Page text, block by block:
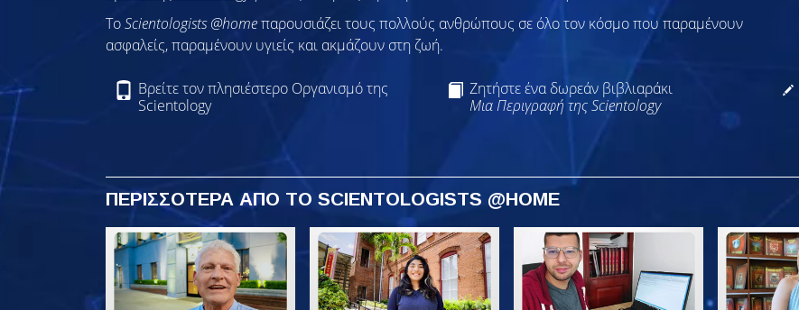
ToScientologists @homeπαρουσιάζει τους πολλούς ανθρώπους σε όλο τον κόσμο που παραμένουν
ασφαλείς, παραμένουν υγιείς και ακμάζουν στη ζωή.
Βρείτε τον πλησιέστερο Οργανισμό της
Scientology
Ζητήστε ένα δωρεάν βιβλιαράκι
Μια Περιγραφή της Scientology
ΠΕΡΙΣΣΟΤΕΡΑ ΑΠΟ ΤΟ SCIENTOLOGISTS @HOME